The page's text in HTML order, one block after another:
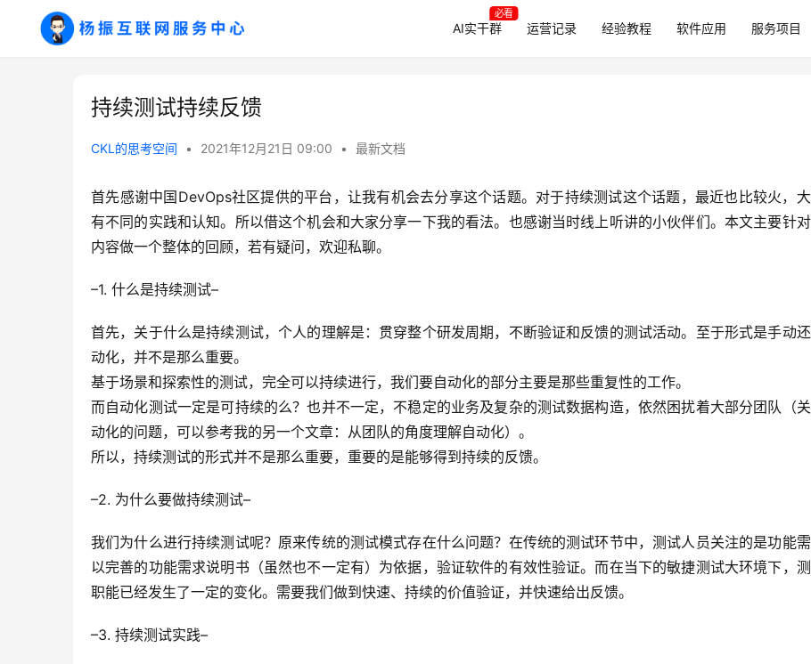
AI实干群
必看
运营记录 经验教程 软件应用 服务项目
持续测试持续反馈
CKL的思考空间 • 2021年12月21日 09:00 • 最新文档
首先感谢中国DevOps社区提供的平台，让我有机会去分享这个话题。对于持续测试这个话题，最近也比较火，
有不同的实践和认知。所以借这个机会和大家分享一下我的看法。也感谢当时线上听讲的小伙伴们。本文主要针
内容做一个整体的回顾，若有疑问，欢迎私聊。
–1. 什么是持续测试–
首先，关于什么是持续测试，个人的理解是：贯穿整个研发周期，不断验证和反馈的测试活动。至于形式是手动
动化，并不是那么重要。
基于场景和探索性的测试，完全可以持续进行，我们要自动化的部分主要是那些重复性的工作。
而自动化测试一定是可持续的么？也并不一定，不稳定的业务及复杂的测试数据构造，依然困扰着大部分团队（
动化的问题，可以参考我的另一个文章：从团队的角度理解自动化）。
所以，持续测试的形式并不是那么重要，重要的是能够得到持续的反馈。
–2. 为什么要做持续测试–
我们为什么进行持续测试呢？原来传统的测试模式存在什么问题？在传统的测试环节中，测试人员关注的是功能需
以完善的功能需求说明书（虽然也不一定有）为依据，验证软件的有效性验证。而在当下的敏捷测试大环境下，
职能已经发生了一定的变化。需要我们做到快速、持续的价值验证，并快速给出反馈。
–3. 持续测试实践–